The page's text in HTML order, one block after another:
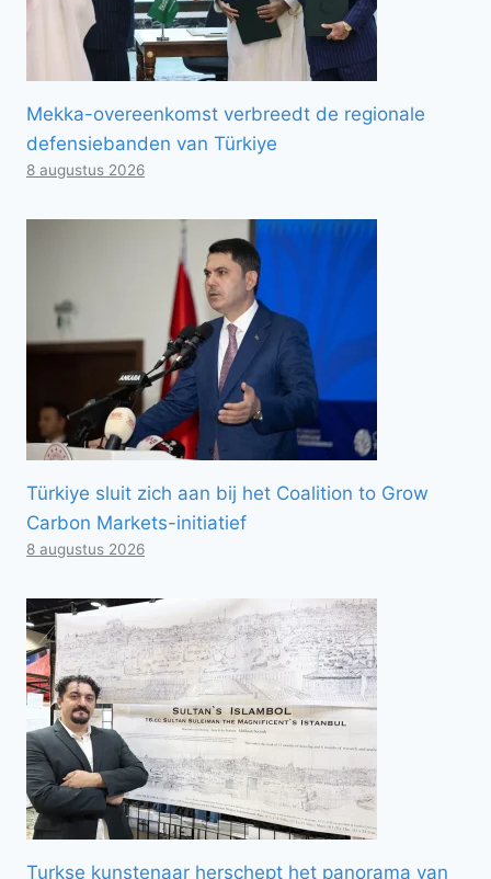
Mekka-overeenkomst verbreedt de regionale
defensiebanden van Türkiye
8 augustus 2026
Türkiye sluit zich aan bij het Coalition to Grow
Carbon Markets-initiatief
8 augustus 2026
Turkse kunstenaar herschept het panorama van